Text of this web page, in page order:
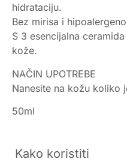
hidrataciju.
Bez mirisa i
S 3 esencijalna
kože.
NAČIN UPOTREBE
Nanesite na kožu koliko
50ml
Kako koristiti